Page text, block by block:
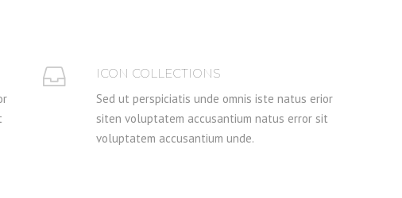
ICON COLLECTIONS
Sed ut perspiciatis unde omnis iste natus erior
siten voluptatem accusantium natus error sit
voluptatem accusantium unde.